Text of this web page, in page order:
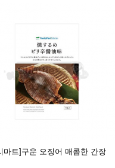
마트]구운 오징어 매콤한 간장